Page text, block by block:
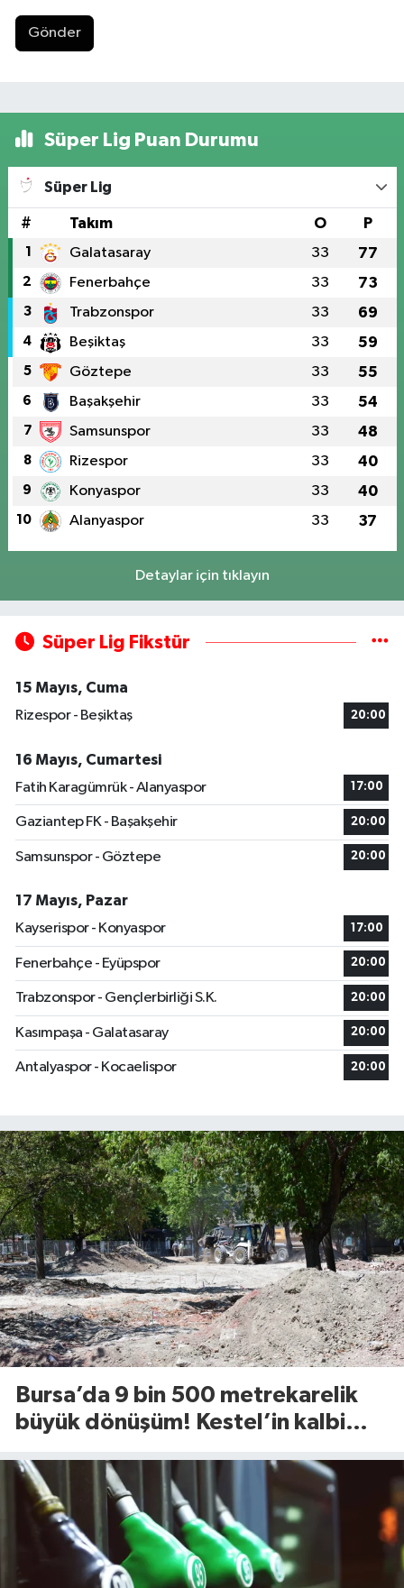
Gönder
Süper Lig Puan Durumu
Süper Lig
# Takım O P
1 Galatasaray 33 77
2 Fenerbahçe 33 73
3 Trabzonspor 33 69
4 Beşiktaş 33 59
5 Göztepe 33 55
6 Başakşehir 33 54
7 Samsunspor 33 48
8 Rizespor 33 40
9 Konyaspor 33 40
10 Alanyaspor 33 37
Detaylar için tıklayın
Süper Lig Fikstür
15 Mayıs, Cuma
Rizespor - Beşiktaş
20:00
16 Mayıs, Cumartesi
Fatih Karagümrük - Alanyaspor
17:00
Gaziantep FK - Başakşehir 20:00
Samsunspor - Göztepe 20:00
17 Mayıs, Pazar
Kayserispor - Konyaspor
17:00
Fenerbahçe - Eyüpspor 20:00
Trabzonspor - Gençlerbirliği S.K. 20:00
Kasımpaşa - Galatasaray 20:00
Antalyaspor - Kocaelispor 20:00
Bursa’da 9 bin 500 metrekarelik
büyük dönüşüm! Kestel’in kalbi